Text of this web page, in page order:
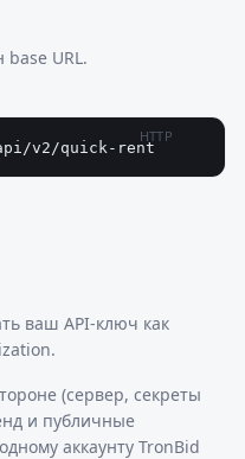
URL.
HTTP
v2/quick-rent
ваш API-ключ как
(сервер, секреты
и публичные
аккаунту TronBid